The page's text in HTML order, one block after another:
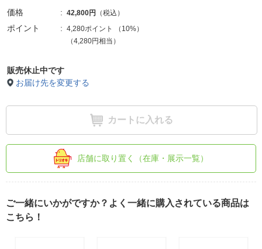
価格 42,800円 （税込）
ポイント 4,280ポイント （ 10%）
（4,280円相当）
販売休止中です
お届け先を変更する
カートに入れる
店舗に取り置く（在庫・展示一覧）
ご一緒にいかがですか？よく一緒に購入されている商品は
こちら！